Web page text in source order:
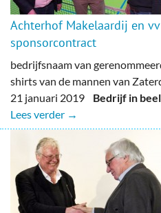
Achterhof Makelaardij en
sponsorcontract
bedrijfsnaam van
shirts van de mannen van
21 januari 2019 Bedrijf in
Lees verder →